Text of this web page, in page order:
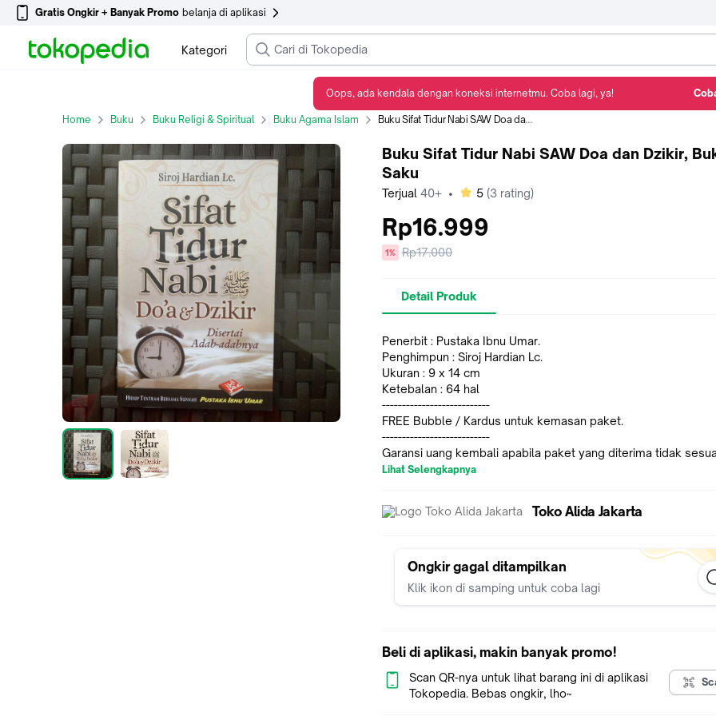
Gratis Ongkir + Banyak Promo belanja di aplikasi
Kategori
Home Buku Buku Religi & Spiritual Buku Agama Islam Buku Sifat Tidur Nabi SAW Doa dan Dzikir, Buku Saku
Buku Sifat Tidur Nabi SAW Doa dan Dzikir,
Saku
Terjual 40+ • bintang
5 (3 rating)
Rp16.999
diskon
1%
Harga
Rp17.000
Detail Produk
Penerbit : Pustaka Ibnu Umar.
Penghimpun : Siroj Hardian Lc.
Ukuran : 9 x 14 cm
Ketebalan : 64 hal
---------------------------
FREE Bubble / Kardus untuk kemasan paket.
---------------------------
Garansi uang kembali apabila paket yang diterima tidak
dengan deskripsi.
TERSEDIA : Al-Quran, Buku Agama dan Umum, Buku Anak,
Lihat Selengkapnya
Toko Alida Jakarta
Ongkir gagal ditampilkan
Klik ikon di samping untuk coba lagi
Beli di aplikasi, makin banyak promo!
Scan QR-nya untuk lihat barang ini di aplikasi
Tokopedia. Bebas ongkir, lho~
Oops, ada kendala dengan koneksi internetmu. Coba lagi, ya!